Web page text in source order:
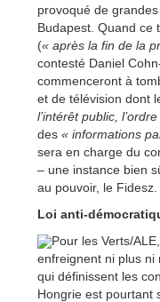
provoqué de
Budapest. Quand ce
(« après la fin de la
contesté Daniel
commenceront à
et de télévision dont
l’intérêt public,
des « informations
sera en charge du
– une instance bien
au pouvoir, le Fidesz.
Loi anti-
Pour les Verts/
enfreignent ni plus ni
qui définissent les
Hongrie est pourtant